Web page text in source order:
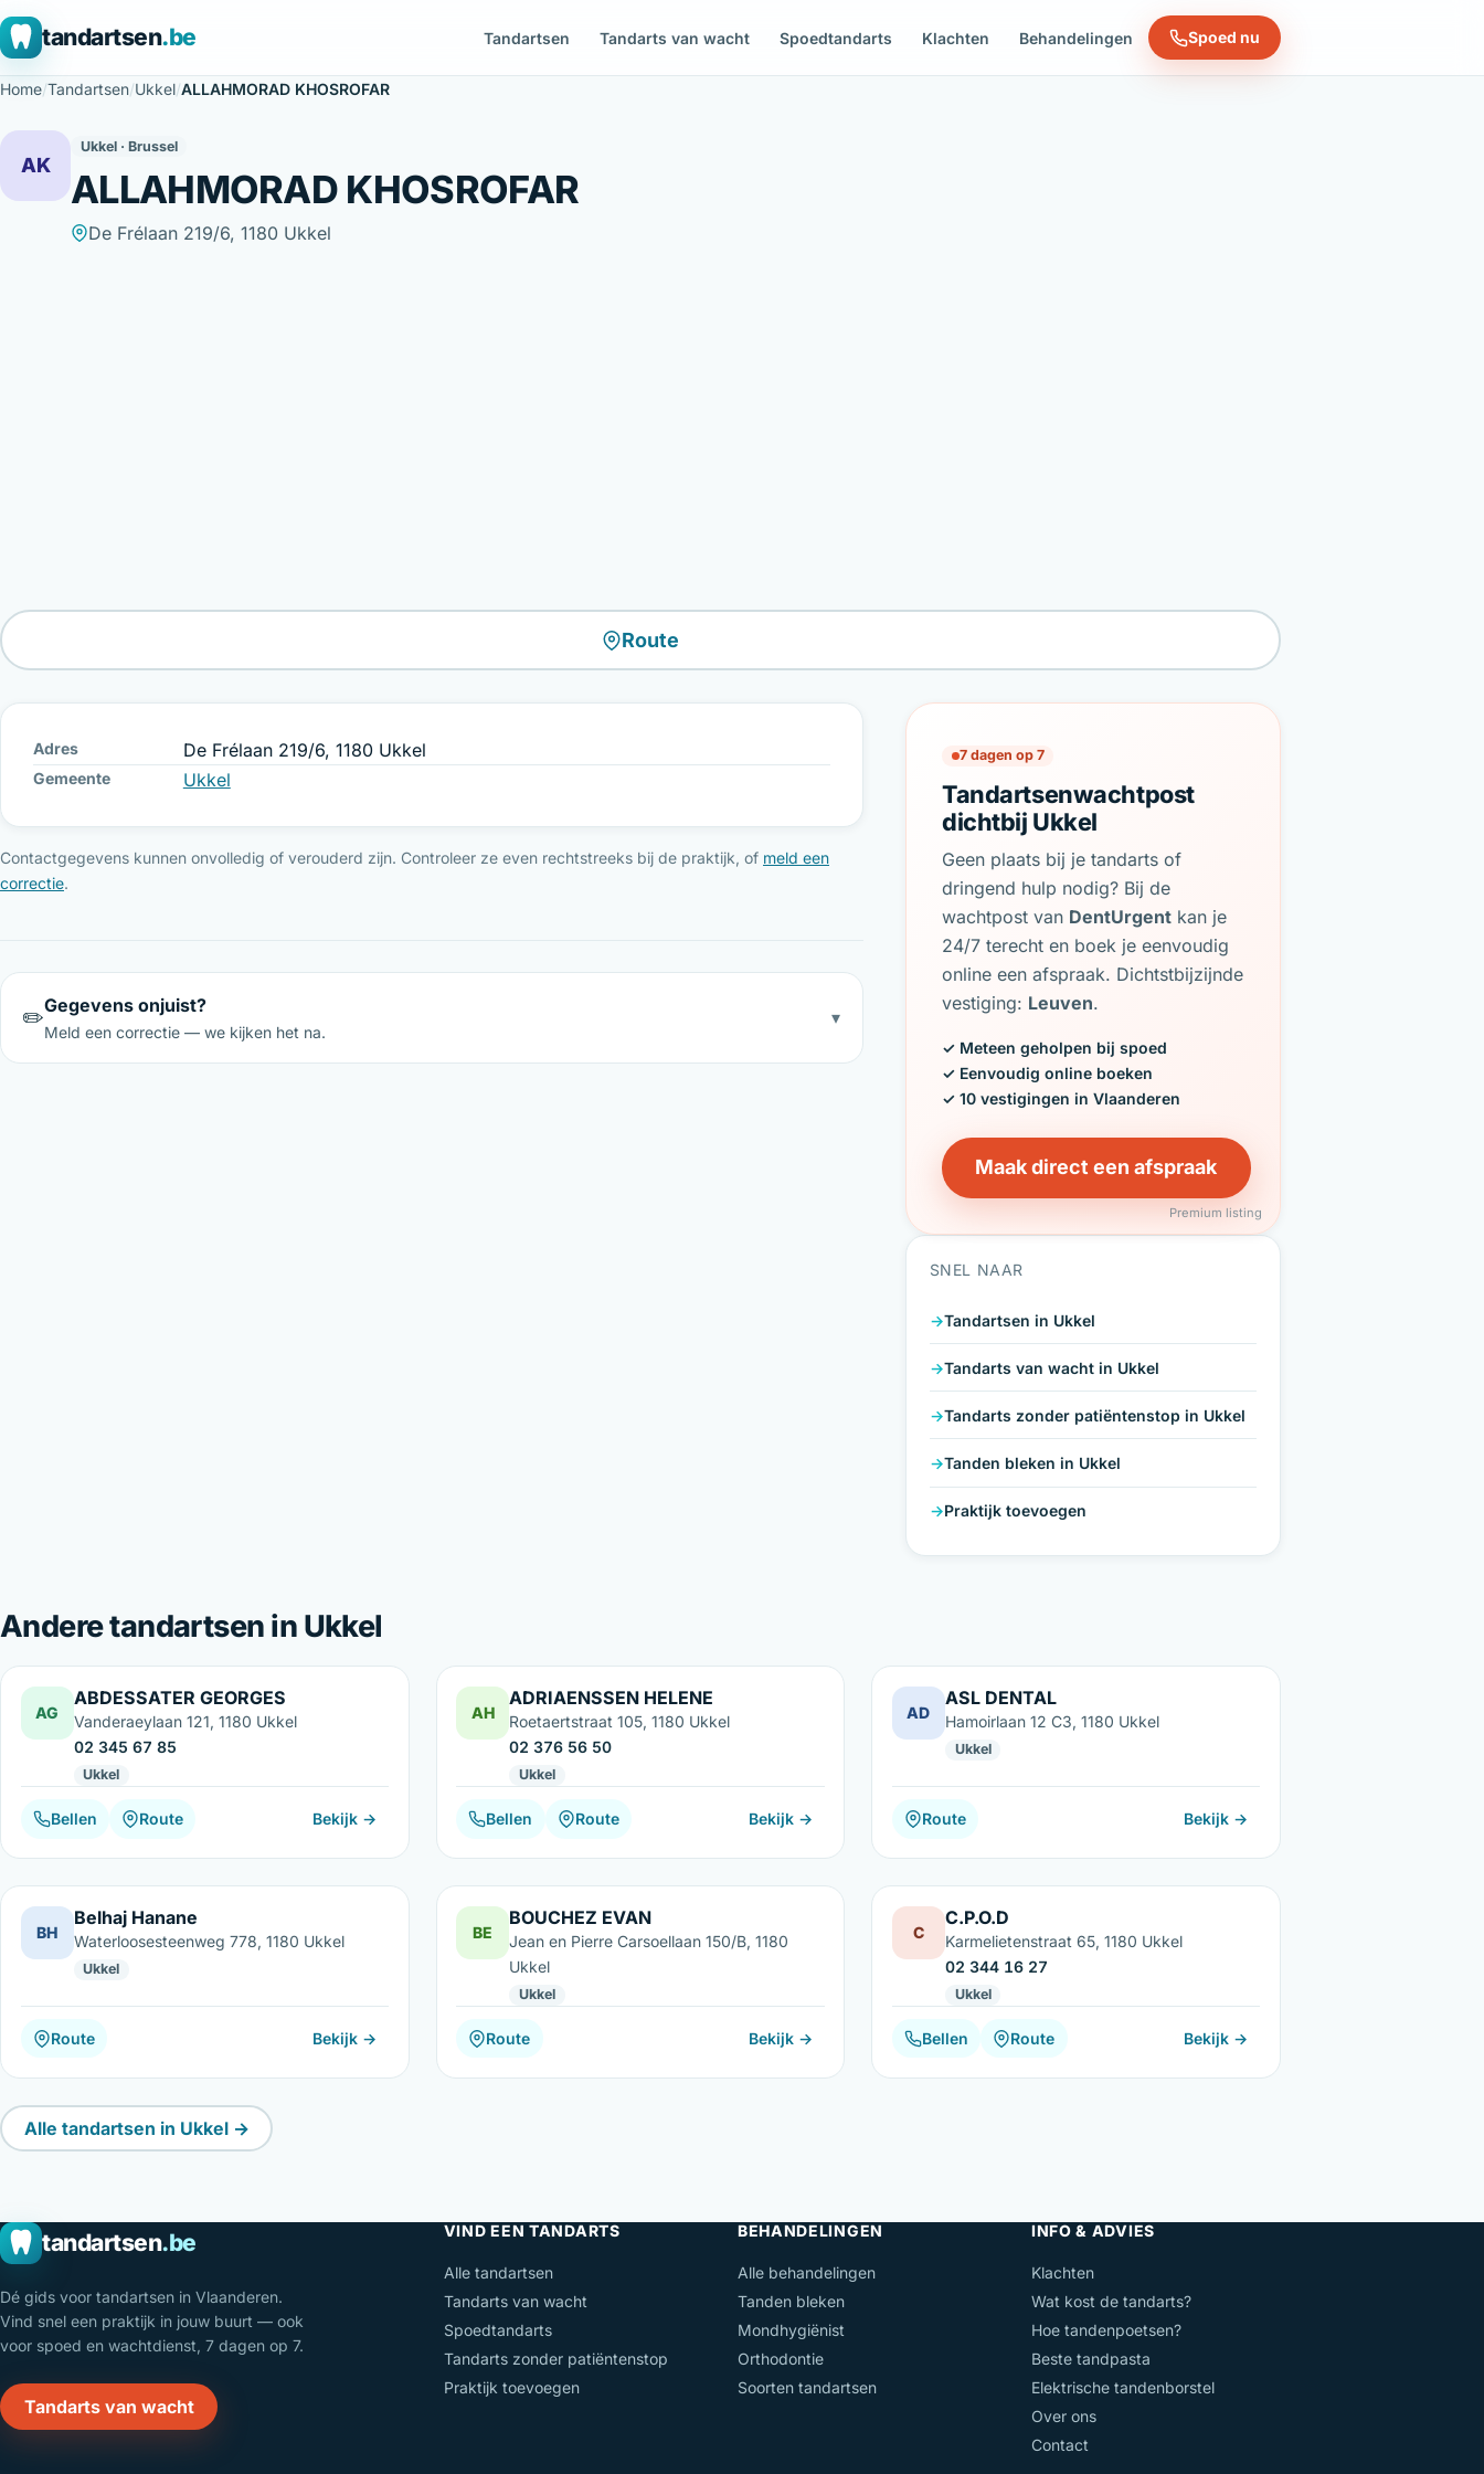
tandartsen.be Tandartsen Tandarts van wacht Spoedtandarts Klachten Behandelingen Spoed nu
Home/Tandartsen/Ukkel/ALLAHMORAD KHOSROFAR
AK
Ukkel · Brussel
ALLAHMORAD KHOSROFAR
De Frélaan 219/6, 1180 Ukkel
Route
7 dagen op 7
Tandartsenwachtpost
dichtbij Ukkel
Geen plaats bij je tandarts of
dringend hulp nodig? Bij de
wachtpost van DentUrgent kan je
24/7 terecht en boek je eenvoudig
online een afspraak. Dichtstbijzijnde
vestiging: Leuven.
✓ Meteen geholpen bij spoed
✓ Eenvoudig online boeken
✓ 10 vestigingen in Vlaanderen
Maak direct een afspraak
Premium listing
SNEL NAAR
Tandartsen in Ukkel
Tandarts van wacht in Ukkel
Tandarts zonder patiëntenstop in Ukkel
Tanden bleken in Ukkel
Praktijk toevoegen
Adres De Frélaan 219/6, 1180 Ukkel
Gemeente Ukkel
Contactgegevens kunnen onvolledig of verouderd zijn. Controleer ze even rechtstreeks bij de praktijk, of meld een
correctie.
✏️Gegevens onjuist?
Meld een correctie — we kijken het na.
▾
Andere tandartsen in Ukkel
AG
ABDESSATER GEORGES
Vanderaeylaan 121, 1180 Ukkel
02 345 67 85
Ukkel
Bellen Route Bekijk →
AH
ADRIAENSSEN HELENE
Roetaertstraat 105, 1180 Ukkel
02 376 56 50
Ukkel
Bellen Route Bekijk →
AD
ASL DENTAL
Hamoirlaan 12 C3, 1180 Ukkel
Ukkel
Route Bekijk →
BH
Belhaj Hanane
Waterloosesteenweg 778, 1180 Ukkel
Ukkel
Route Bekijk →
BE
BOUCHEZ EVAN
Jean en Pierre Carsoellaan 150/B, 1180
Ukkel
Ukkel
Route Bekijk →
C
C.P.O.D
Karmelietenstraat 65, 1180 Ukkel
02 344 16 27
Ukkel
Bellen Route Bekijk →
Alle tandartsen in Ukkel →
tandartsen.be
Dé gids voor tandartsen in Vlaanderen.
Vind snel een praktijk in jouw buurt — ook
voor spoed en wachtdienst, 7 dagen op 7.
Tandarts van wacht
VIND EEN TANDARTS
Alle tandartsen
Tandarts van wacht
Spoedtandarts
Tandarts zonder patiëntenstop
Praktijk toevoegen
BEHANDELINGEN
Alle behandelingen
Tanden bleken
Mondhygiënist
Orthodontie
Soorten tandartsen
INFO & ADVIES
Klachten
Wat kost de tandarts?
Hoe tandenpoetsen?
Beste tandpasta
Elektrische tandenborstel
Over ons
Contact